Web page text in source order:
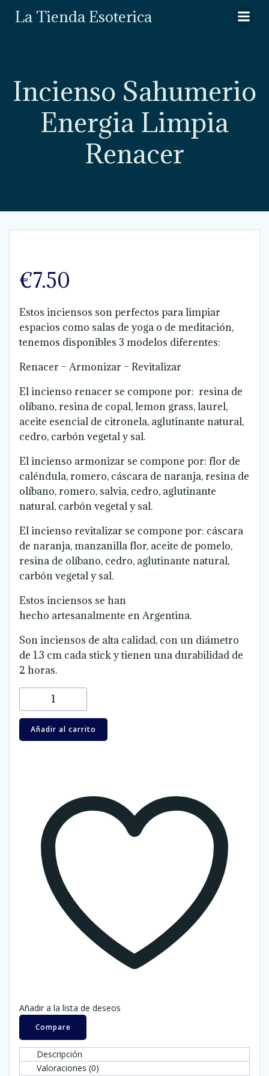
La Tienda Esoterica
Incienso Sahumerio
Energia Limpia
Renacer
€7.50
Estos inciensos son perfectos para limpiar
espacios como salas de yoga o de meditación,
tenemos disponibles 3 modelos diferentes:
Renacer – Armonizar – Revitalizar
El incienso renacer se compone por: resina de
olíbano, resina de copal, lemon grass, laurel,
aceite esencial de citronela, aglutinante natural,
cedro, carbón vegetal y sal.
El incienso armonizar se compone por: flor de
caléndula, romero, cáscara de naranja, resina de
olíbano, romero, salvia, cedro, aglutinante
natural, carbón vegetal y sal.
El incienso revitalizar se compone por: cáscara
de naranja, manzanilla flor, aceite de pomelo,
resina de olíbano, cedro, aglutinante natural,
carbón vegetal y sal.
Estos inciensos se han
hecho artesanalmente en Argentina.
Son inciensos de alta calidad, con un diámetro
de 1.3 cm cada stick y tienen una durabilidad de
2 horas.
Incienso
Sahumerio
Energia
Limpia
Añadir al carrito
Añadir a la lista de deseos
Compare
Descripción
Valoraciones (0)